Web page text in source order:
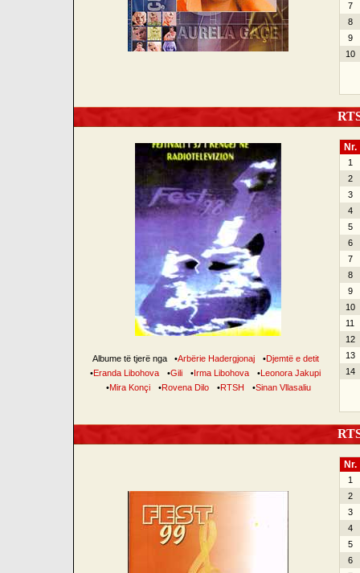
7
8
9
10
Albume të tjerë nga •Arbërie Hadergjonaj •Djemtë e detit
•Eranda Libohova •Gili •Irma Libohova •Leonora Jakupi
•Mira Konçi •Rovena Dilo •RTSH •Sinan Vllasaliu
Nr.
1
2
3
4
5
6
7
8
9
10
11
12
13
14
Nr.
1
2
3
4
5
6